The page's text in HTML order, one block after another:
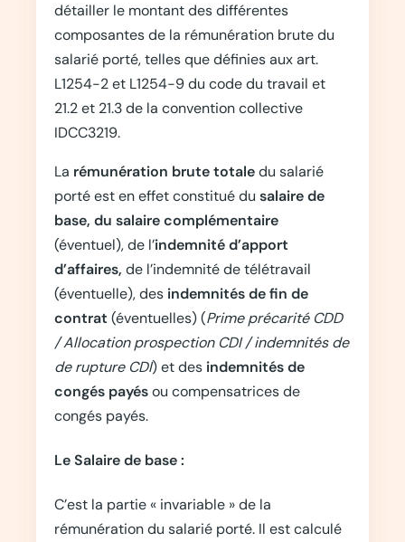
détailler le montant des différentes
composantes de la rémunération brute du
salarié porté, telles que définies aux art.
L1254-2 et L1254-9 du code du travail et
21.2 et 21.3 de la convention collective
IDCC3219.
La rémunération brute totaledu salarié
porté est en effet constitué du salaire de
base, du salaire complémentaire
(éventuel), de l’indemnité d’apport
d’affaires, de l’indemnité de télétravail
(éventuelle), des indemnités de fin de
contrat (éventuelles) (Prime précarité CDD
/ Allocation prospection CDI / indemnités de
de rupture CDI) et des indemnités de
congés payésou compensatrices de
congés payés.
Le Salaire de base :
C’est la partie « invariable » de la
rémunération du salarié porté. Il est calculé